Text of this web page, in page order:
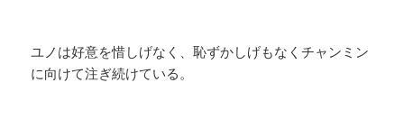
ユノは好意を惜しげなく、恥ずかしげもなくチャンミン
に向けて注ぎ続けている。